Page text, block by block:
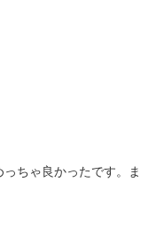
ちゃ良かったです。ま